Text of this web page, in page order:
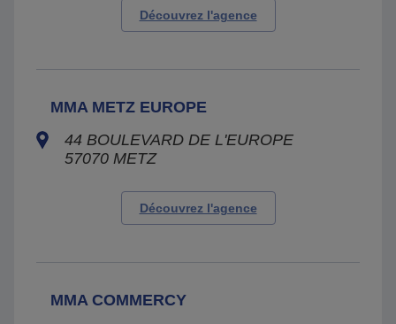
Découvrez l'agence
MMA METZ EUROPE
44 BOULEVARD DE L'EUROPE
57070 METZ
Découvrez l'agence
MMA COMMERCY